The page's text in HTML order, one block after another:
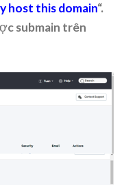
host this domain“.
submain trên